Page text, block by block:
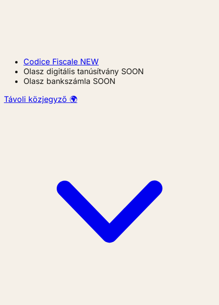
Codice Fiscale NEW
Olasz digitális tanúsítvány SOON
Olasz bankszámla SOON
Távoli közjegyző 🌍